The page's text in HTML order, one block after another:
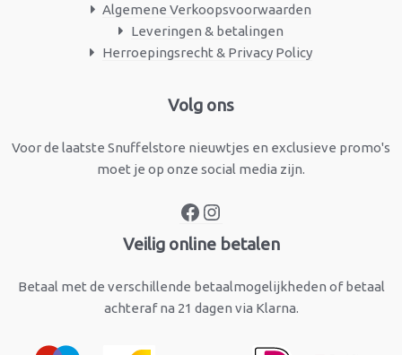
Algemene Verkoopsvoorwaarden
Leveringen & betalingen
Herroepingsrecht & Privacy Policy
Volg ons
Voor de laatste Snuffelstore nieuwtjes en exclusieve promo's
moet je op onze social media zijn.
Facebook
Veilig online betalen
Betaal met de verschillende betaalmogelijkheden of betaal
achteraf na 21 dagen via Klarna.